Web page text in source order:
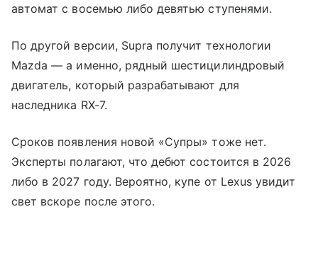
автомат с восемью либо девятью ступенями.
По другой версии, Supra получит технологии
Mazda — а именно, рядный шестицилиндровый
двигатель, который разрабатывают для
наследника RX-7.
Сроков появления новой «Супры» тоже нет.
Эксперты полагают, что дебют состоится в 2026
либо в 2027 году. Вероятно, купе от Lexus увидит
свет вскоре после этого.